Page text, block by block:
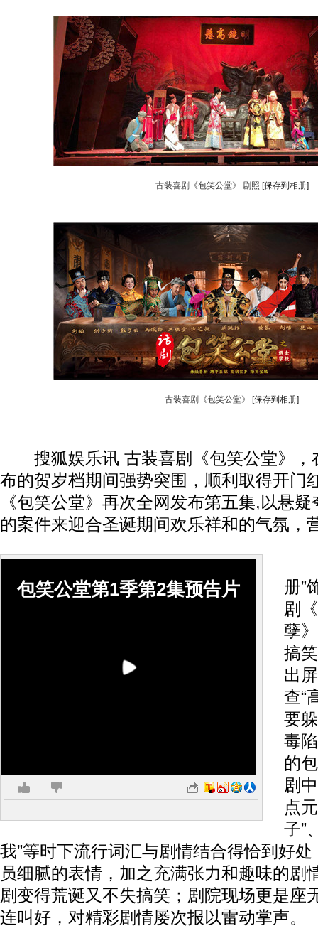
古装喜剧《包笑公堂》 剧照 [保存到相册]
古装喜剧《包笑公堂》 [保存到相册]
搜狐娱乐讯 古装喜剧《包笑公堂》，
布的贺岁档期间强势突围，顺利取得开门
《包笑公堂》再次全网发布第五集,以悬
的案件来迎合圣诞期间欢乐祥和的气氛，
包笑公堂第1季第2集预告片
册”
剧
孽
搞
出
查“
要
毒
的
剧
点
子”
我”等时下流行词汇与剧情结合得恰到好
员细腻的表情，加之充满张力和趣味的剧
剧变得荒诞又不失搞笑；剧院现场更是座
连叫好，对精彩剧情屡次报以雷动掌声。